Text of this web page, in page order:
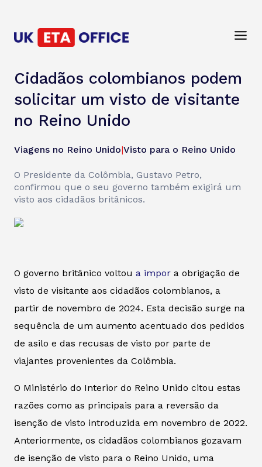
Cidadãos colombianos podem
solicitar um visto de visitante
no Reino Unido
Viagens no Reino Unido|Visto para o Reino Unido
O Presidente da Colômbia, Gustavo Petro,
confirmou que o seu governo também exigirá um
visto aos cidadãos britânicos.
O governo britânico voltou a impor a obrigação de
visto de visitante aos cidadãos colombianos, a
partir de novembro de 2024. Esta decisão surge na
sequência de um aumento acentuado dos pedidos
de asilo e das recusas de visto por parte de
viajantes provenientes da Colômbia.
O Ministério do Interior do Reino Unido citou estas
razões como as principais para a reversão da
isenção de visto introduzida em novembro de 2022.
Anteriormente, os cidadãos colombianos gozavam
de isenção de visto para o Reino Unido, uma